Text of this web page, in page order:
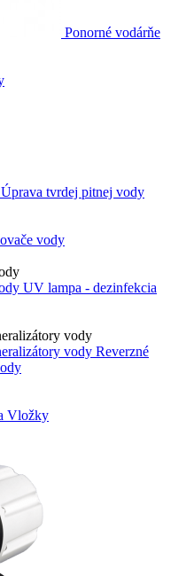
Ponorné vodárňe
Úprava tvrdej pitnej vody
vody
UV lampa - dezinfekcia
Reverzné
Vložky